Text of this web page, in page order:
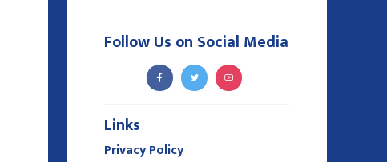
Follow Us on Social Media
Links
Privacy Policy